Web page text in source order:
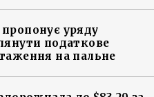
уряду
податкове
на пальне